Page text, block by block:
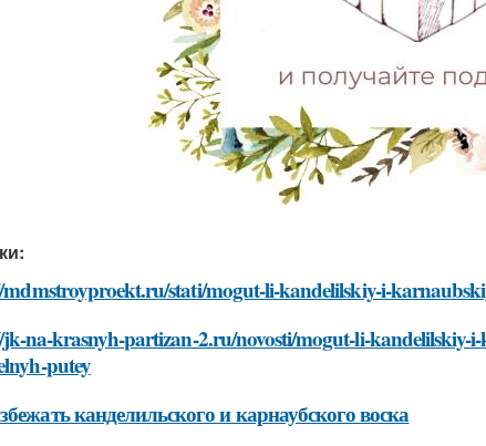
stati/mogut-li-kandelilskiy-i-
na-krasnyh-partizan-2.ru/novosti/mogut-li-kandelilskiy-
putey
канделильского и карнаубского воска